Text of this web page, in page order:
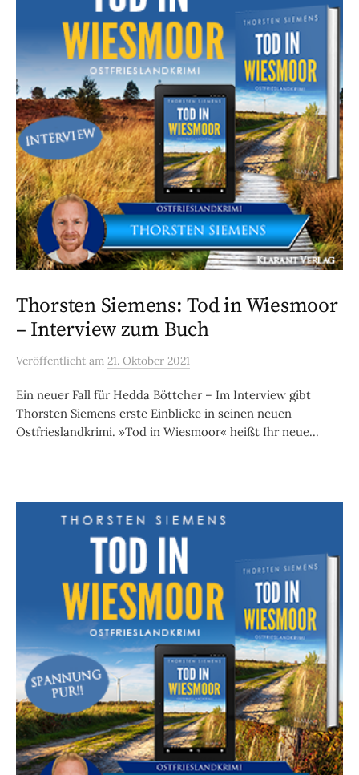
Thorsten Siemens: Tod in Wiesmoor
– Interview zum Buch
Veröffentlicht am 21. Oktober 2021
Ein neuer Fall für Hedda Böttcher – Im Interview gibt
Thorsten Siemens erste Einblicke in seinen neuen
Ostfrieslandkrimi. »Tod in Wiesmoor« heißt Ihr neue...